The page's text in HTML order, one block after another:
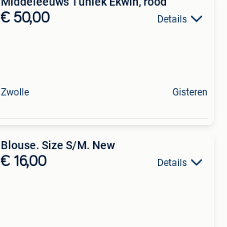
€ 50,00 Details
Zwolle Gisteren
Blouse. Size S/M. New
€ 16,00 Details